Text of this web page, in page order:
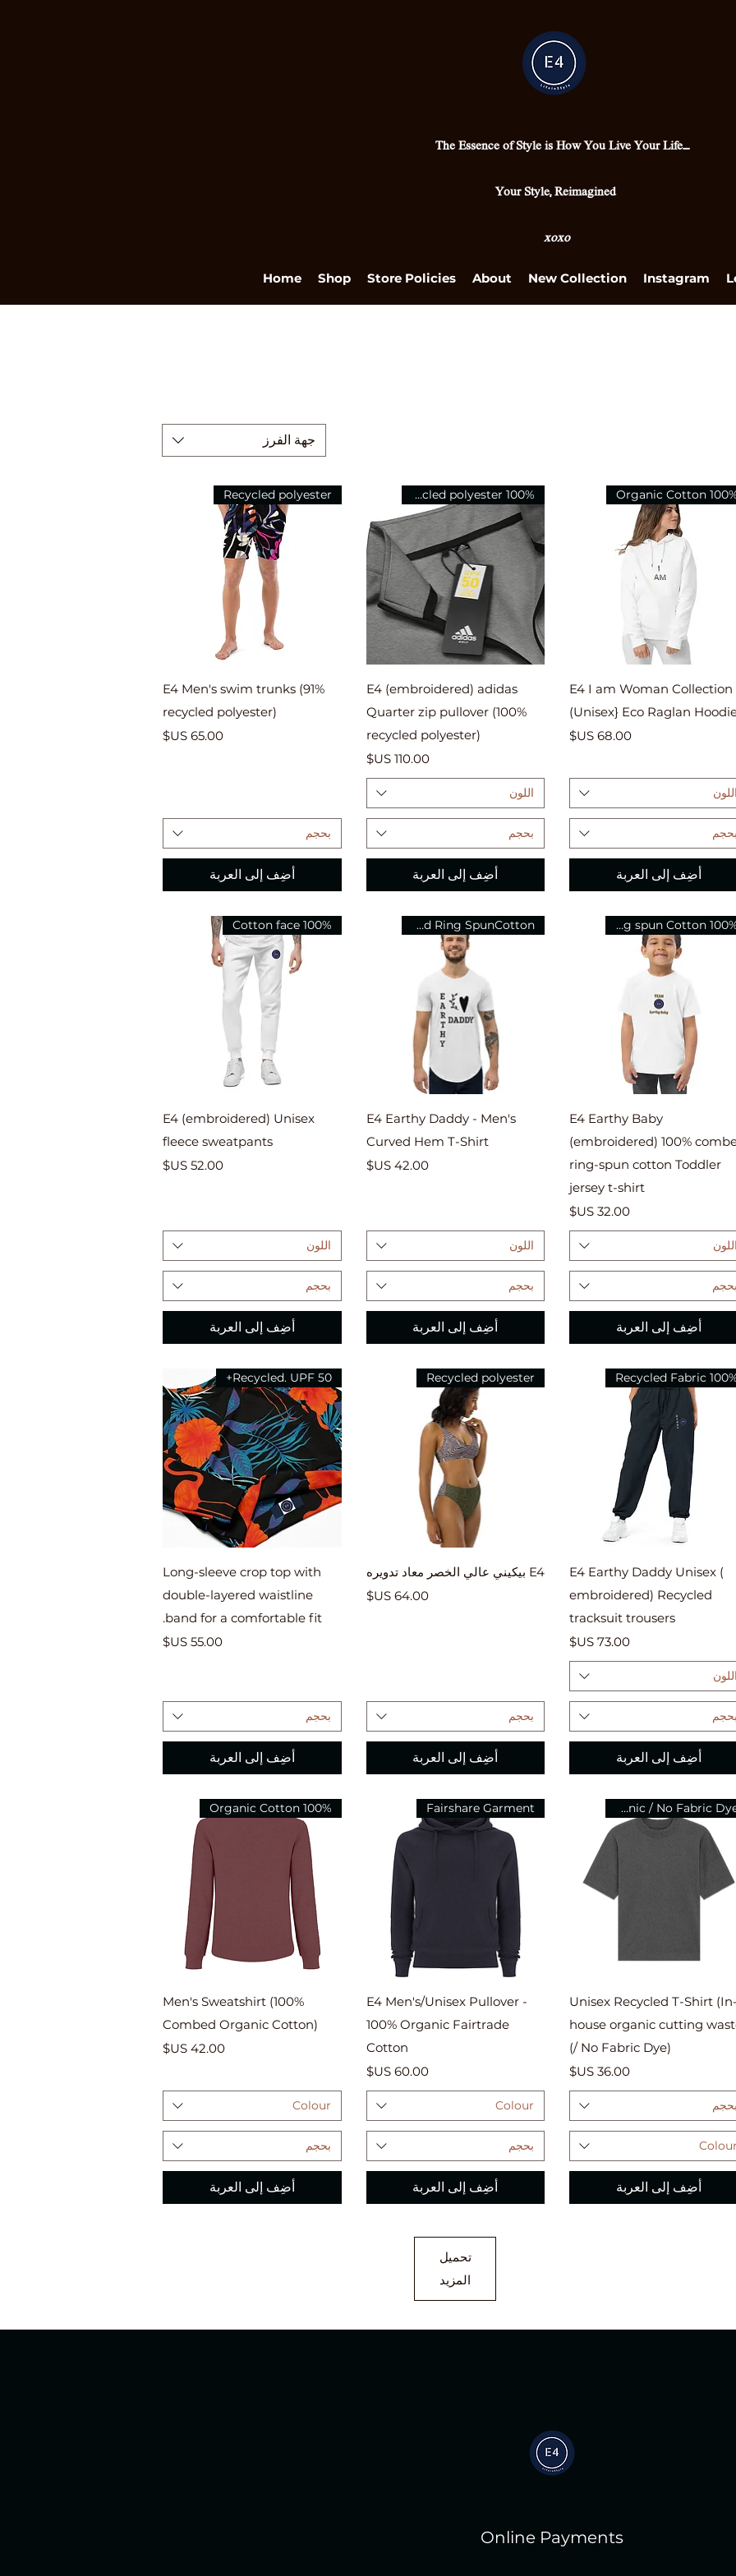
The Essence of Style is How You Live Your Life....
Your Style, Reimagined
xoxo
Home Shop Store Policies About New Collection Instagram
جهة الفرز
العرض السريع
100% Organic
E4 I am Woman Collection
(Unisex} Eco Raglan
السعر
أضِف إلى العربة
العرض السريع
100% Recycled polyester
E4 (embroidered) adidas
Quarter zip pullover (100%
recycled polyester)
السعر‏110.00 US$
اللون
بحجم
أضِف إلى العربة
العرض السريع
Recycled polyester
E4 Men's swim trunks (91%
recycled polyester)
السعر
بحجم
أضِف إلى العربة
العرض السريع
100% ring spun Cotton
E4 Earthy Baby
(embroidered) 100%
ring-spun cotton Toddler
jersey t-shirt
السعر
أضِف إلى العربة
العرض السريع
Airlume Combed Ring SpunCotton
E4 Earthy Daddy - Men's
Curved Hem T-Shirt
السعر‏42.00 US$
اللون
بحجم
أضِف إلى العربة
العرض السريع
100% Cotton face
E4 (embroidered) Unisex
fleece sweatpants
السعر
اللون
بحجم
أضِف إلى العربة
العرض السريع
100% Recycled
E4 Earthy Daddy Unisex (
embroidered) Recycled
tracksuit trousers
السعر
أضِف إلى العربة
العرض السريع
Recycled polyester
E4 بيكيني عالي الخصر معاد تدويره
السعر‏64.00 US$
بحجم
أضِف إلى العربة
العرض السريع
Recycled. UPF 50+
Long-sleeve crop top with
double-layered waistline
band for a comfortable fit.
السعر
بحجم
أضِف إلى العربة
العرض السريع
Organic / No Fabric Dye
Unisex Recycled T-Shirt
house organic cutting
/ No Fabric Dye))
السعر
أضِف إلى العربة
العرض السريع
Fairshare Garment
E4 Men's/Unisex Pullover -
100% Organic Fairtrade
Cotton
السعر‏60.00 US$
Colour
بحجم
أضِف إلى العربة
العرض السريع
100% Organic Cotton
Men's Sweatshirt (100%
Combed Organic Cotton)
السعر
Colour
بحجم
أضِف إلى العربة
تحميل
المزيد
Online Payments